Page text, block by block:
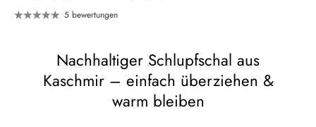
5 bewertungen
Nachhaltiger Schlupfschal aus
Kaschmir – einfach überziehen &
warm bleiben